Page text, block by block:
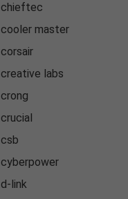
chieftec
cooler master
corsair
creative labs
crong
crucial
csb
cyberpower
d-link